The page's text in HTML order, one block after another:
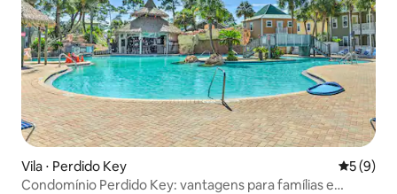
Vila ⋅ Perdido Key 5 de
5 (9)
Condomínio Perdido Key: vantagens para famílias e